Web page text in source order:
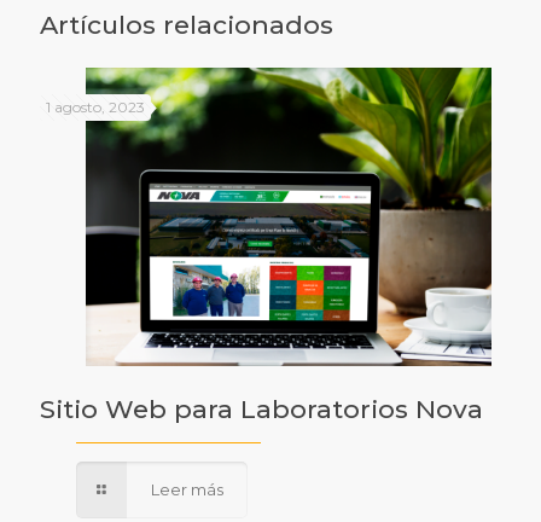
Artículos relacionados
1 agosto, 2023
Sitio Web para Laboratorios Nova
Leer más